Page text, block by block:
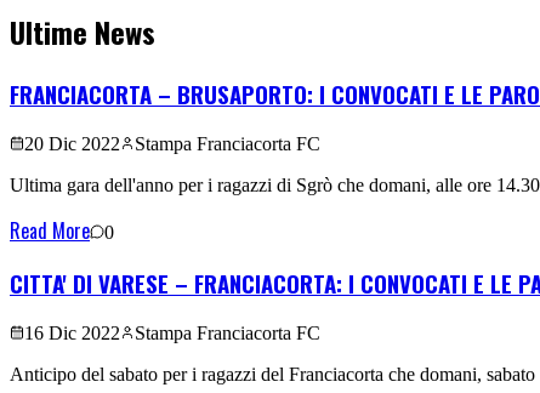
Ultime News
FRANCIACORTA – BRUSAPORTO: I CONVOCATI E LE
20 Dic 2022
Stampa Franciacorta FC
Ultima gara dell'anno per i ragazzi di Sgrò che domani, alle ore
Read More 0
CITTA' DI VARESE – FRANCIACORTA: I CONVOCATI E LE
16 Dic 2022
Stampa Franciacorta FC
Anticipo del sabato per i ragazzi del Franciacorta che domani,